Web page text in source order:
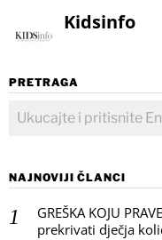
Kidsinfo
PRETRAGA
NAJNOVIJI ČLANCI
GREŠKA KOJU
prekrivati dječja